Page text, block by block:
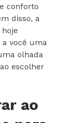
conforto
disso, a
você uma
olhada
escolher
ao